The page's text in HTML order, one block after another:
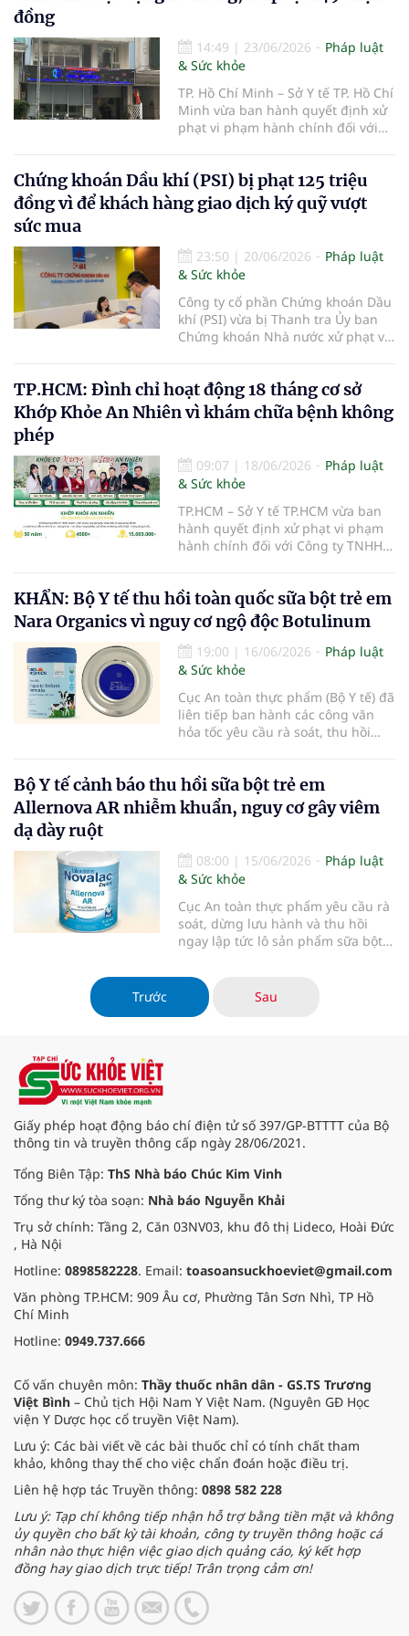
đồng
14:49 | 23/06/2026
Pháp luật
& Sức khỏe
TP. Hồ Chí Minh – Sở Y tế TP. Hồ Chí
Minh vừa ban hành quyết định xử
phạt vi phạm hành chính đối với
Bệnh viện Ánh Dương, với tổng số
tiền 149 triệu đồng do nhiều vi
phạm trong hoạt động khám, chữa
Chứng khoán Dầu khí (PSI) bị phạt 125 triệu
đồng vì để khách hàng giao dịch ký quỹ vượt
sức mua
23:50 | 20/06/2026
Pháp luật
& Sức khỏe
Công ty cổ phần Chứng khoán Dầu
khí (PSI) vừa bị Thanh tra Ủy ban
Chứng khoán Nhà nước xử phạt vi
khoán.
TP.HCM: Đình chỉ hoạt động 18 tháng cơ sở
Khớp Khỏe An Nhiên vì khám chữa bệnh không
phép
09:07 | 18/06/2026
Pháp luật
& Sức khỏe
TP.HCM – Sở Y tế TP.HCM vừa ban
hành quyết định xử phạt vi phạm
hành chính đối với Công ty TNHH
vụ khám bệnh, chữa bệnh khi chưa
được cấp giấy phép hoạt động
theo quy định của pháp luật.
KHẨN: Bộ Y tế thu hồi toàn quốc sữa bột trẻ em
Nara Organics vì nguy cơ ngộ độc Botulinum
19:00 | 16/06/2026
Pháp luật
& Sức khỏe
Cục An toàn thực phẩm (Bộ Y tế) đã
liên tiếp ban hành các công văn
hỏa tốc yêu cầu rà soát, thu hồi
Organics tại thị trường Việt Nam.
Bộ Y tế cảnh báo thu hồi sữa bột trẻ em
Allernova AR nhiễm khuẩn, nguy cơ gây viêm
dạ dày ruột
08:00 | 15/06/2026
Pháp luật
& Sức khỏe
Cục An toàn thực phẩm yêu cầu rà
soát, dừng lưu hành và thu hồi
ngay lập tức lô sản phẩm sữa bột
xuất.
Trước
Sau
Giấy phép hoạt động báo chí điện tử số 397/GP-BTTTT của Bộ
thông tin và truyền thông cấp ngày 28/06/2021.
Tổng Biên Tập: ThS Nhà báo Chúc Kim Vinh
Tổng thư ký tòa soạn: Nhà báo Nguyễn Khải
Trụ sở chính: Tầng 2, Căn 03NV03, khu đô thị Lideco, Hoài Đức
, Hà Nội
Hotline: 0898582228. Email: toasoansuckhoeviet@gmail.com
Văn phòng TP.HCM: 909 Âu cơ, Phường Tân Sơn Nhì, TP Hồ
Chí Minh
Hotline: 0949.737.666
Cố vấn chuyên môn: Thầy thuốc nhân dân - GS.TS Trương
Việt Bình – Chủ tịch Hội Nam Y Việt Nam. (Nguyên GĐ Học
viện Y Dược học cổ truyền Việt Nam).
Lưu ý: Các bài viết về các bài thuốc chỉ có tính chất tham
khảo, không thay thế cho việc chẩn đoán hoặc điều trị.
Liên hệ hợp tác Truyền thông: 0898 582 228
Lưu ý: Tạp chí không tiếp nhận hỗ trợ bằng tiền mặt và không
ủy quyền cho bất kỳ tài khoản, công ty truyền thông hoặc cá
nhân nào thực hiện việc giao dịch quảng cáo, ký kết hợp
đồng hay giao dịch trực tiếp! Trân trọng cảm ơn!